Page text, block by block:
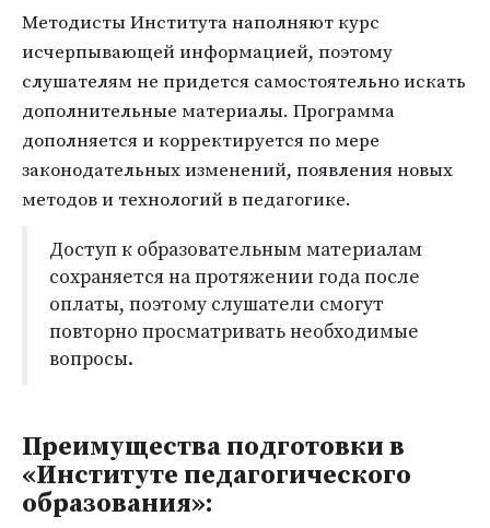
Методисты Института наполняют курс
исчерпывающей информацией, поэтому
слушателям не придется самостоятельно искать
дополнительные материалы. Программа
дополняется и корректируется по мере
законодательных изменений, появления новых
методов и технологий в педагогике.
Доступ к образовательным материалам
сохраняется на протяжении года после
оплаты, поэтому слушатели смогут
повторно просматривать необходимые
вопросы.
Преимущества подготовки в
«Институте педагогического
образования»: